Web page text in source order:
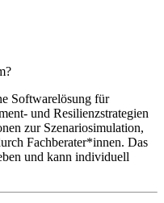
Softwarelösung für
und Resilienzstrategien
zur Szenariosimulation,
Fachberater*innen. Das
und kann individuell